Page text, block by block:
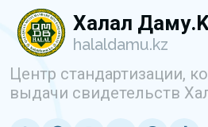
Халал
halaldamu.kz
Центр стандартизации,
выдачи свидетельств